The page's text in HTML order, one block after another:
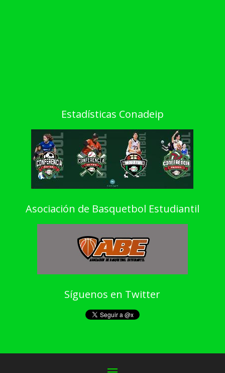
Estadísticas Conadeip
Asociación de Basquetbol Estudiantil
Síguenos en Twitter